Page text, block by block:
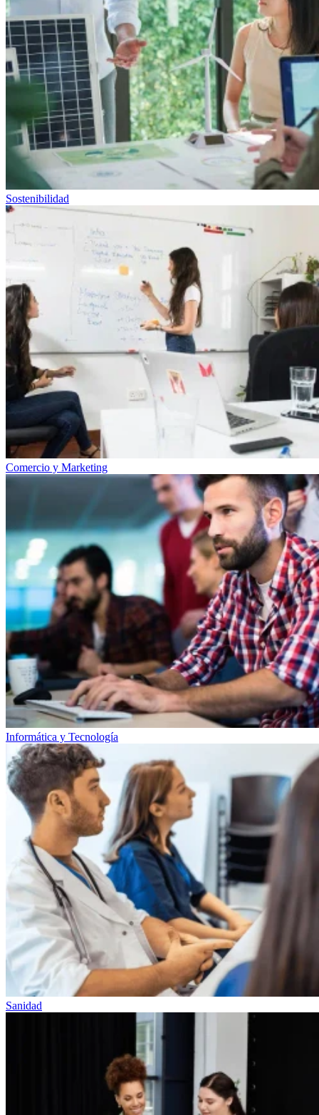
Sostenibilidad
Comercio y Marketing
Informática y Tecnología
Sanidad